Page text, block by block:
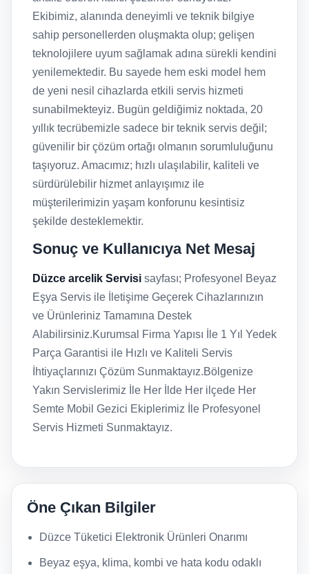
Ekibimiz, alanında deneyimli ve teknik bilgiye
sahip personellerden oluşmakta olup; gelişen
teknolojilere uyum sağlamak adına sürekli kendini
yenilemektedir. Bu sayede hem eski model hem
de yeni nesil cihazlarda etkili servis hizmeti
sunabilmekteyiz. Bugün geldiğimiz noktada, 20
yıllık tecrübemizle sadece bir teknik servis değil;
güvenilir bir çözüm ortağı olmanın sorumluluğunu
taşıyoruz. Amacımız; hızlı ulaşılabilir, kaliteli ve
sürdürülebilir hizmet anlayışımız ile
müşterilerimizin yaşam konforunu kesintisiz
şekilde desteklemektir.
Sonuç ve Kullanıcıya Net Mesaj
Düzce arcelik Servisi sayfası; Profesyonel Beyaz
Eşya Servis ile İletişime Geçerek Cihazlarınızın
ve Ürünleriniz Tamamına Destek
Alabilirsiniz.Kurumsal Firma Yapısı İle 1 Yıl Yedek
Parça Garantisi ile Hızlı ve Kaliteli Servis
İhtiyaçlarınızı Çözüm Sunmaktayız.Bölgenize
Yakın Servislerimiz İle Her İlde Her ilçede Her
Semte Mobil Gezici Ekiplerimiz İle Profesyonel
Servis Hizmeti Sunmaktayız.
Öne Çıkan Bilgiler
Düzce Tüketici Elektronik Ürünleri Onarımı
Beyaz eşya, klima, kombi ve hata kodu odaklı